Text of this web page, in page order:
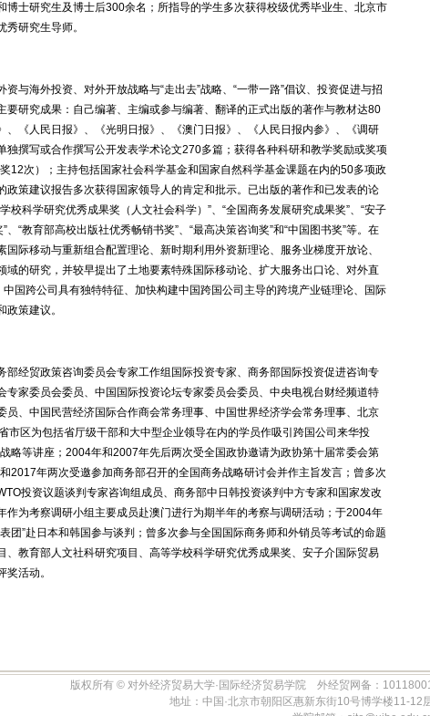
士研究生及博士后300余名；所指导的学生多次获得校级优秀毕业生、北京市
研究生导师。
与海外投资、对外开放战略与“走出去”战略、“一带一路”倡议、投资促进与招
研究成果：自己编著、主编或参与编著、翻译的正式出版的著作与教材达80
《人民日报》、《光明日报》、《澳门日报》、《人民日报内参》、《调研
撰写或合作撰写公开发表学术论文270多篇；获得各种科研和教学奖励或奖项
12次）；主持包括国家社会科学基金和国家自然科学基金课题在内的50多项政
策建议报告多次获得国家领导人的肯定和批示。已出版的著作和已发表的论
校科学研究优秀成果奖（人文社会科学）”、“全国商务发展研究成果奖”、“安子
“教育部高校出版社优秀畅销书奖”、“最高决策咨询奖”和“中国图书奖”等。在
际移动与重新组合配置理论、新时期利用外资新理论、服务业梯度开放论、
的研究，并较早提出了土地要素特殊国际移动论、扩大服务出口论、对外直
国跨公司具有独特特征、加快构建中国跨国公司主导的跨境产业链理论、国际
策建议。
经贸政策咨询委员会专家工作组国际投资专家、商务部国际投资促进咨询专
家委员会委员、中国国际投资论坛专家委员会委员、中央电视台财经频道特
、中国民营经济国际合作商会常务理事、中国世界经济学会常务理事、北京
市区为包括省厅级干部和大中型企业领导在内的学员作吸引跨国公司来华投
略等讲座；2004年和2007年先后两次受全国政协邀请为政协第十届常委会第
2017年两次受邀参加商务部召开的全国商务战略研讨会并作主旨发言；曾多次
投资议题谈判专家咨询组成员、商务部中日韩投资谈判中方专家和国家发改
作为考察调研小组主要成员赴澳门进行为期半年的考察与调研活动；于2004年
团”赴日本和韩国参与谈判；曾多次参与全国国际商务师和外销员等考试的命题
教育部人文社科研究项目、高等学校科学研究优秀成果奖、安子介国际贸易
活动。